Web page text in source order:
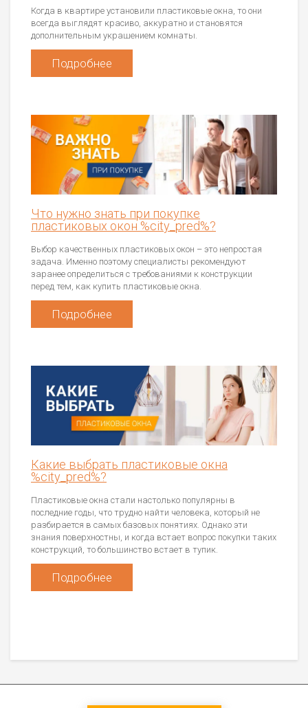
Когда в квартире установили пластиковые окна, то они
всегда выглядят красиво, аккуратно и становятся
дополнительным украшением комнаты.
Подробнее
Что нужно знать при покупке
пластиковых окон %city_pred%?
Выбор качественных пластиковых окон – это непростая
задача. Именно поэтому специалисты рекомендуют
заранее определиться с требованиями к конструкции
перед тем, как купить пластиковые окна.
Подробнее
Какие выбрать пластиковые окна
%city_pred%?
Пластиковые окна стали настолько популярны в
последние годы, что трудно найти человека, который не
разбирается в самых базовых понятиях. Однако эти
знания поверхностны, и когда встает вопрос покупки таких
конструкций, то большинство встает в тупик.
Подробнее